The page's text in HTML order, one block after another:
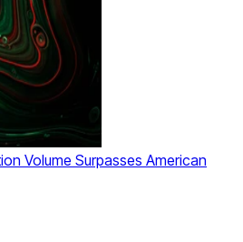
Volume Surpasses American